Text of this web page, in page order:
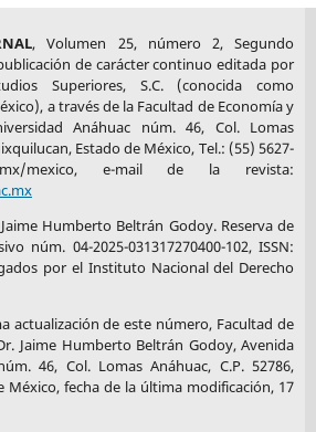
(2019). Global Risks Report 2019
globalrisks-report-2019
(2013). A better return on self-
with higher rates
employees with few personal blind
institute/647-a-better-return-on-
, Volumen 25, número 2, Segundo
de carácter continuo editada por
Superiores, S.C. (conocida como
a través de la Facultad de Economía y
Anáhuac núm. 46, Col. Lomas
Estado de México, Tel.: (55) 5627-
mexico, e-mail de la revista:
Humberto Beltrán Godoy. Reserva de
núm. 04-2025-031317270400-102, ISSN:
por el Instituto Nacional del Derecho
actualización de este número, Facultad de
Jaime Humberto Beltrán Godoy, Avenida
46, Col. Lomas Anáhuac, C.P. 52786,
México, fecha de la última modificación, 17